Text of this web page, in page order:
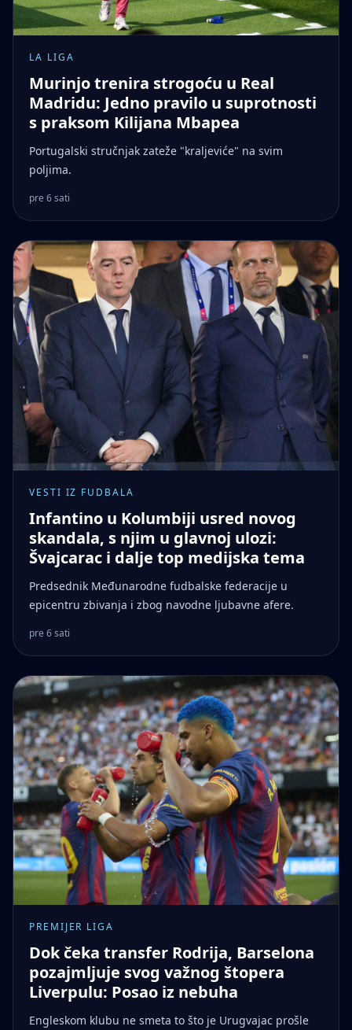
LA LIGA
Murinjo trenira strogoću u Real
Madridu: Jedno pravilo u suprotnosti
s praksom Kilijana Mbapea
Portugalski stručnjak zateže "kraljeviće" na svim
poljima.
pre 6 sati
VESTI IZ FUDBALA
Infantino u Kolumbiji usred novog
skandala, s njim u glavnoj ulozi:
Švajcarac i dalje top medijska tema
Predsednik Međunarodne fudbalske federacije u
epicentru zbivanja i zbog navodne ljubavne afere.
pre 6 sati
PREMIJER LIGA
Dok čeka transfer Rodrija, Barselona
pozajmljuje svog važnog štopera
Liverpulu: Posao iz nebuha
Engleskom klubu ne smeta to što je Urugvajac prošle